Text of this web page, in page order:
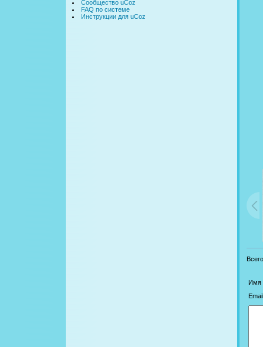
Сообщество uCoz
FAQ по системе
Инструкции для uCoz
Имя